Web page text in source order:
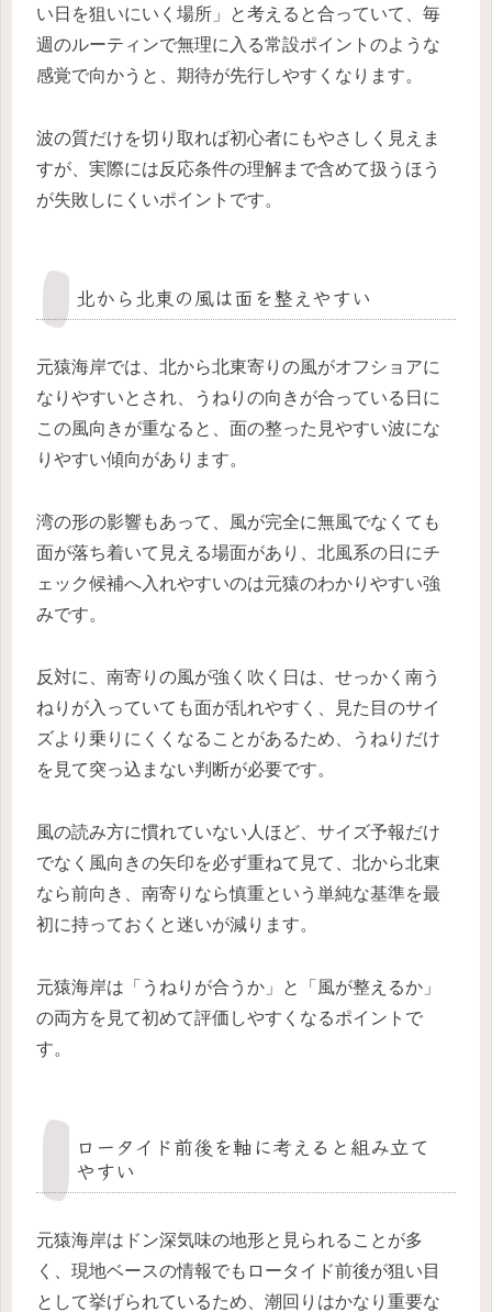
い日を狙いにいく場所」と考えると合っていて、毎
週のルーティンで無理に入る常設ポイントのような
感覚で向かうと、期待が先行しやすくなります。
波の質だけを切り取れば初心者にもやさしく見えま
すが、実際には反応条件の理解まで含めて扱うほう
が失敗しにくいポイントです。
北から北東の風は面を整えやすい
元猿海岸では、北から北東寄りの風がオフショアに
なりやすいとされ、うねりの向きが合っている日に
この風向きが重なると、面の整った見やすい波にな
りやすい傾向があります。
湾の形の影響もあって、風が完全に無風でなくても
面が落ち着いて見える場面があり、北風系の日にチ
ェック候補へ入れやすいのは元猿のわかりやすい強
みです。
反対に、南寄りの風が強く吹く日は、せっかく南う
ねりが入っていても面が乱れやすく、見た目のサイ
ズより乗りにくくなることがあるため、うねりだけ
を見て突っ込まない判断が必要です。
風の読み方に慣れていない人ほど、サイズ予報だけ
でなく風向きの矢印を必ず重ねて見て、北から北東
なら前向き、南寄りなら慎重という単純な基準を最
初に持っておくと迷いが減ります。
元猿海岸は「うねりが合うか」と「風が整えるか」
の両方を見て初めて評価しやすくなるポイントで
す。
ロータイド前後を軸に考えると組み立て
やすい
元猿海岸はドン深気味の地形と見られることが多
く、現地ベースの情報でもロータイド前後が狙い目
として挙げられているため、潮回りはかなり重要な